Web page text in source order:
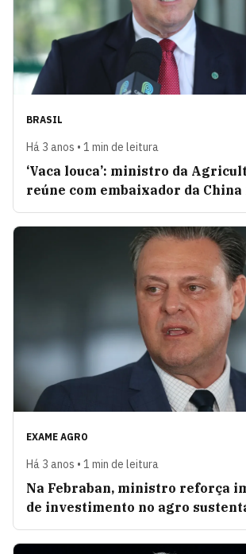
BRASIL
Há 3 anos • 1 min de leitura
‘Vaca louca’: ministro da
reúne com embaixador da
EXAME AGRO
Há 3 anos • 1 min de leitura
Na Febraban, ministro reforça
de investimento no agro